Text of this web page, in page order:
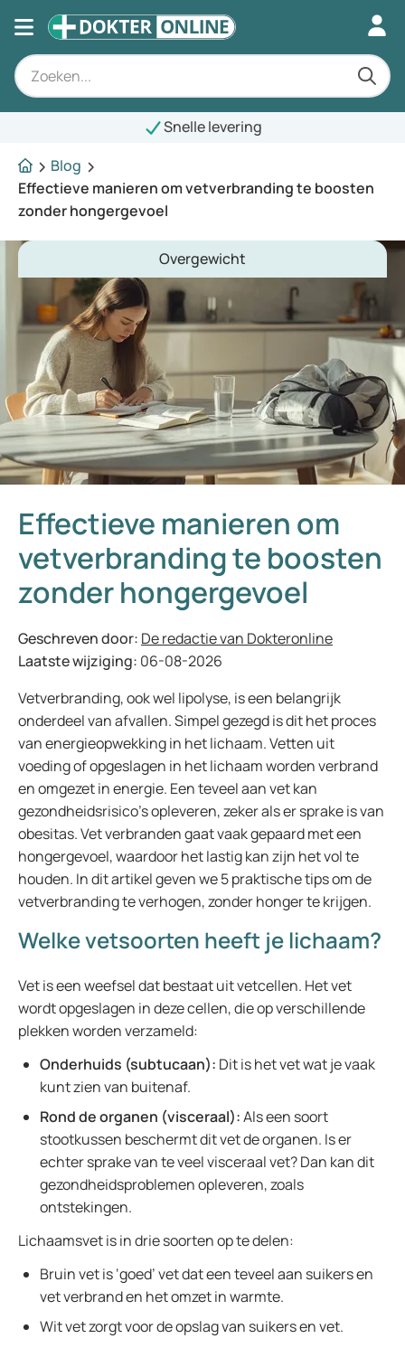
Snelle levering
Blog
Effectieve manieren om vetverbranding te boosten
zonder hongergevoel
Overgewicht
Effectieve manieren om
vetverbranding te boosten
zonder hongergevoel
Geschreven door: De redactie van Dokteronline
Laatste wijziging: 06-08-2026
Vetverbranding, ook wel lipolyse, is een belangrijk
onderdeel van afvallen. Simpel gezegd is dit het proces
van energieopwekking in het lichaam. Vetten uit
voeding of opgeslagen in het lichaam worden verbrand
en omgezet in energie. Een teveel aan vet kan
gezondheidsrisico’s opleveren, zeker als er sprake is van
obesitas. Vet verbranden gaat vaak gepaard met een
hongergevoel, waardoor het lastig kan zijn het vol te
houden. In dit artikel geven we 5 praktische tips om de
vetverbranding te verhogen, zonder honger te krijgen.
Welke vetsoorten heeft je lichaam?
Vet is een weefsel dat bestaat uit vetcellen. Het vet
wordt opgeslagen in deze cellen, die op verschillende
plekken worden verzameld:
Onderhuids (subtucaan): Dit is het vet wat je vaak
kunt zien van buitenaf.
Rond de organen (visceraal):Als een soort
stootkussen beschermt dit vet de organen. Is er
echter sprake van te veel visceraal vet? Dan kan dit
gezondheidsproblemen opleveren, zoals
ontstekingen.
Lichaamsvet is in drie soorten op te delen:
Bruin vet is ‘goed’ vet dat een teveel aan suikers en
vet verbrand en het omzet in warmte.
Wit vet zorgt voor de opslag van suikers en vet.